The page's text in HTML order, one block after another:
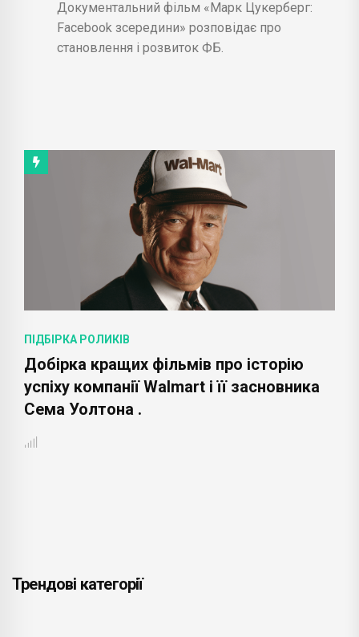
Документальний фільм «Марк Цукерберг:
Facebook зсередини» розповідає про
становлення і розвиток ФБ.
ПІДБІРКА РОЛИКІВ
Добірка кращих фільмів про історію
успіху компанії Walmart і її засновника
Сема Уолтона .
Трендові категорії